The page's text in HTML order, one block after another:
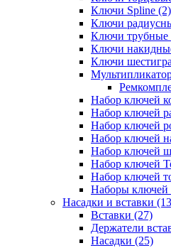
Ключи Spline (2)
Ключи
Ключи трубные
Ключи
Ключи
Набор ключей
Набор ключей
Набор ключей
Набор ключей
Набор ключей
Набор ключей
Набор ключей
Наборы ключей
Насадки и вставки
Вставки (27)
Держатели
Насадки (25)